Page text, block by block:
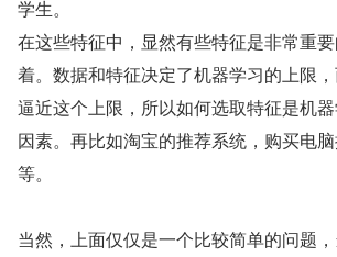
学生。
在这些特征中，显然有些特征是非常重
着。数据和特征决定了机器学习的上限
逼近这个上限，所以如何选取特征是机
因素。再比如淘宝的推荐系统，购买电
等。
当然，上面仅仅是一个比较简单的问题